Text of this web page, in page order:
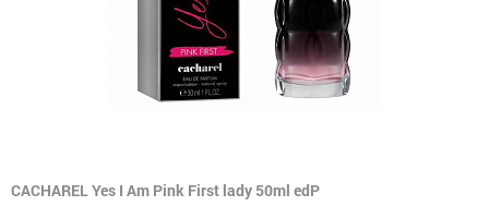
CACHAREL Yes I Am Pink First lady 50ml edP